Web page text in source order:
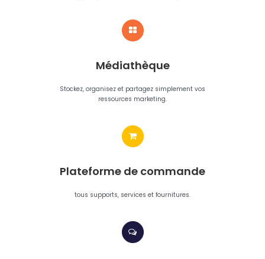
Médiathèque
Stockez, organisez et partagez simplement vos
ressources marketing.
Plateforme de commande
tous supports, services et fournitures.